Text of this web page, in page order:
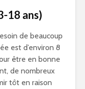
18 ans)
de beaucoup
est d’environ 8
être en bonne
de nombreux
tôt en raison